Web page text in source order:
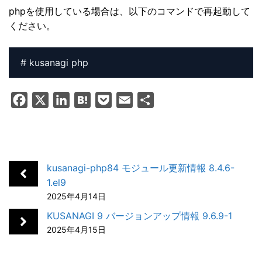
phpを使用している場合は、以下のコマンドで再起動して
ください。
# kusanagi php
e
I
n
n
e
l
kusanagi-php84 モジュール更新情報 8.4.6-
1.el9
2025年4月14日
KUSANAGI 9 バージョンアップ情報 9.6.9-1
2025年4月15日